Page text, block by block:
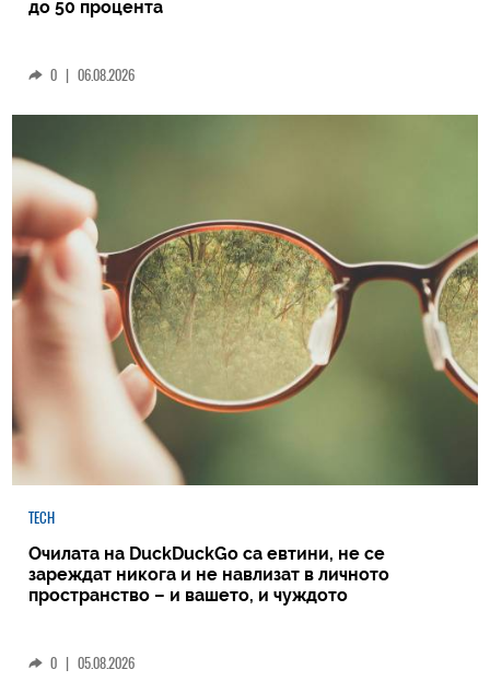
до 50 процента
0 | 06.08.2026
TECH
Очилата на DuckDuckGo са евтини, не се
зареждат никога и не навлизат в личното
пространство – и вашето, и чуждото
0 | 05.08.2026